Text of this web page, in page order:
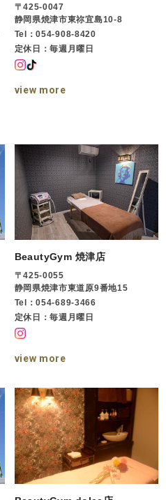
〒425-0047
静岡県焼津市東祢宜島10-8
Tel：054-908-8420
定休日：毎週月曜日
view more
BeautyGym 焼津店
〒425-0055
静岡県焼津市東道原9番地15
Tel：054-689-3466
定休日：毎週月曜日
view more